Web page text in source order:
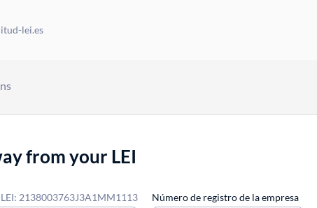
lei.es
from your LEI
LEI: 2138003763J3A1MM1113 Número de registro de la empresa